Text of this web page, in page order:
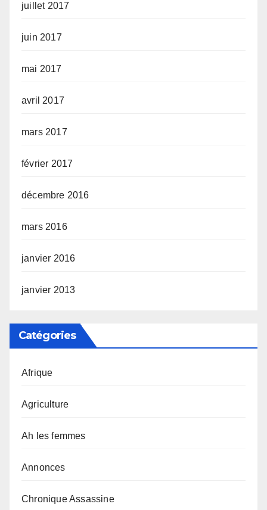
juillet 2017
juin 2017
mai 2017
avril 2017
mars 2017
février 2017
décembre 2016
mars 2016
janvier 2016
janvier 2013
Catégories
Afrique
Agriculture
Ah les femmes
Annonces
Chronique Assassine